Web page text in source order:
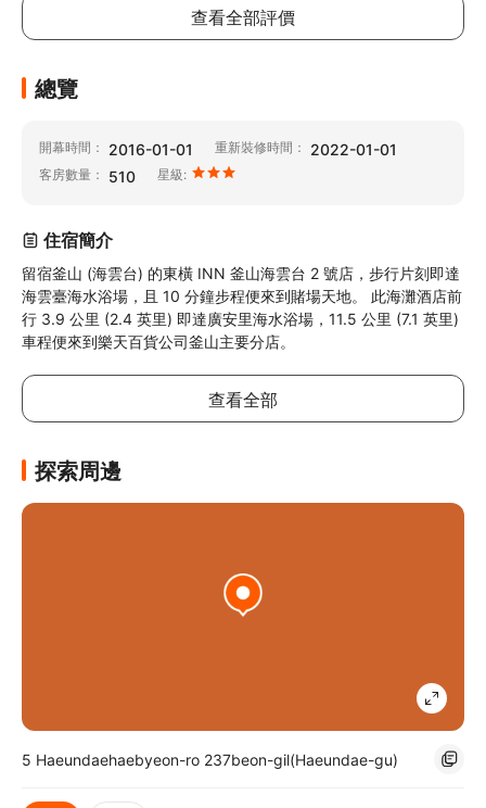
查看全部評價
總覽
開幕時間： 2016-01-01 重新裝修時間： 2022-01-01
客房數量： 510 星級:
住宿簡介
留宿釜山 (海雲台) 的東橫 INN 釜山海雲台 2 號店，步行片刻即達
海雲臺海水浴場，且 10 分鐘步程便來到賭場天地。 此海灘酒店前
行 3.9 公里 (2.4 英里) 即達廣安里海水浴場，11.5 公里 (7.1 英里)
車程便來到樂天百貨公司釜山主要分店。
查看全部
探索周邊
5 Haeundaehaebyeon-ro 237beon-gil(Haeundae-gu)